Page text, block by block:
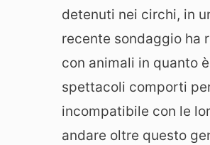
detenuti nei circhi, in
recente sondaggio ha
con animali in quanto
spettacoli comporti
incompatibile con le
andare oltre questo